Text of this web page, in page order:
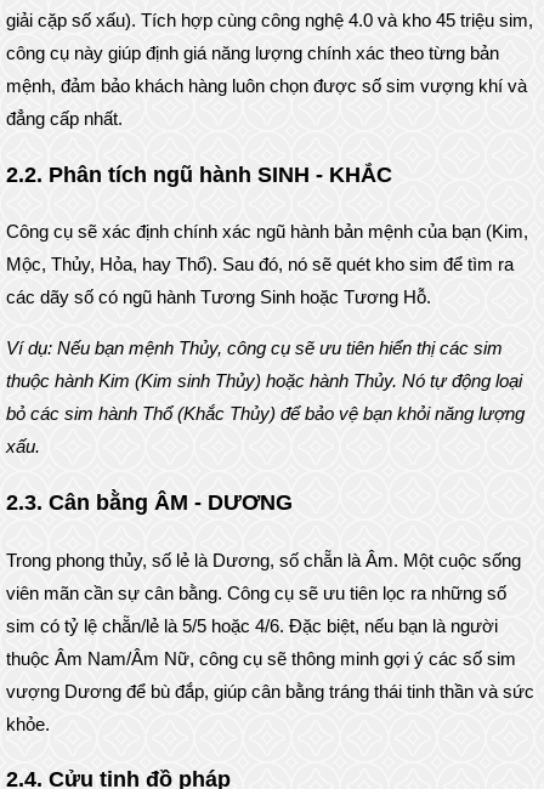
giải cặp số xấu). Tích hợp cùng công nghệ 4.0 và kho 45 triệu sim,
công cụ này giúp định giá năng lượng chính xác theo từng bản
mệnh, đảm bảo khách hàng luôn chọn được số sim vượng khí và
đẳng cấp nhất.
2.2. Phân tích ngũ hành SINH - KHẮC
Công cụ sẽ xác định chính xác ngũ hành bản mệnh của bạn (Kim,
Mộc, Thủy, Hỏa, hay Thổ). Sau đó, nó sẽ quét kho sim để tìm ra
các dãy số có ngũ hành Tương Sinh hoặc Tương Hỗ.
Ví dụ: Nếu bạn mệnh Thủy, công cụ sẽ ưu tiên hiển thị các sim
thuộc hành Kim (Kim sinh Thủy) hoặc hành Thủy. Nó tự động loại
bỏ các sim hành Thổ (Khắc Thủy) để bảo vệ bạn khỏi năng lượng
xấu.
2.3. Cân bằng ÂM - DƯƠNG
Trong phong thủy, số lẻ là Dương, số chẵn là Âm. Một cuộc sống
viên mãn cần sự cân bằng. Công cụ sẽ ưu tiên lọc ra những số
sim có tỷ lệ chẵn/lẻ là 5/5 hoặc 4/6. Đặc biệt, nếu bạn là người
thuộc Âm Nam/Âm Nữ, công cụ sẽ thông minh gợi ý các số sim
vượng Dương để bù đắp, giúp cân bằng tráng thái tinh thần và sức
khỏe.
2.4. Cửu tinh đồ pháp